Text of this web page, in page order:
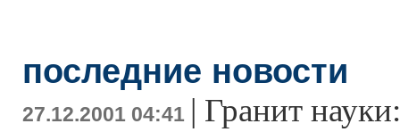
последние новости
27.12.2001 04:41 | Гранит